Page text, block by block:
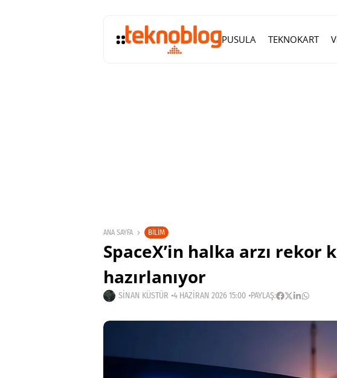
PUSULA TEKNOKART
ANA SAYFA BILIM
SpaceX’in halka arzı rekor
hazırlanıyor
SINAN KÜSTÜR 4 HAZIRAN 2026 15:00 PAYLAŞ: